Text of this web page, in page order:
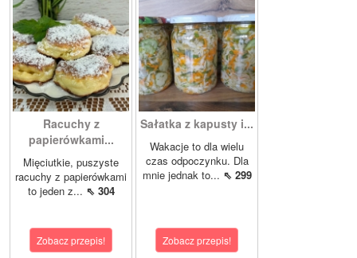
Racuchy z
papierówkami...
Mięciutkie, puszyste
racuchy z papierówkami
to jeden z... ⇖ 304
Zobacz przepis!
Sałatka z kapusty i...
Wakacje to dla wielu
czas odpoczynku. Dla
mnie jednak to... ⇖ 299
Zobacz przepis!